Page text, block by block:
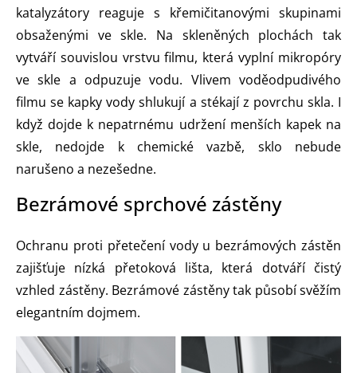
katalyzátory reaguje s křemičitanovými skupinami
obsaženými ve skle. Na skleněných plochách tak
vytváří souvislou vrstvu filmu, která vyplní mikropóry
ve skle a odpuzuje vodu. Vlivem voděodpudivého
filmu se kapky vody shlukují a stékají z povrchu skla. I
když dojde k nepatrnému udržení menších kapek na
skle, nedojde k chemické vazbě, sklo nebude
narušeno a nezešedne.
Bezrámové sprchové zástěny
Ochranu proti přetečení vody u bezrámových zástěn
zajišťuje nízká přetoková lišta, která dotváří čistý
vzhled zástěny. Bezrámové zástěny tak působí svěžím
elegantním dojmem.